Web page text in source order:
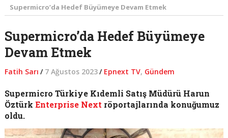
Supermicro’da Hedef Büyümeye Devam Etmek
Supermicro’da Hedef Büyümeye
Devam Etmek
Fatih Sarı / 7 Ağustos 2023/ Epnext TV, Gündem
Supermicro Türkiye Kıdemli Satış Müdürü Harun
Öztürk Enterprise Next röportajlarında konuğumuz
oldu.